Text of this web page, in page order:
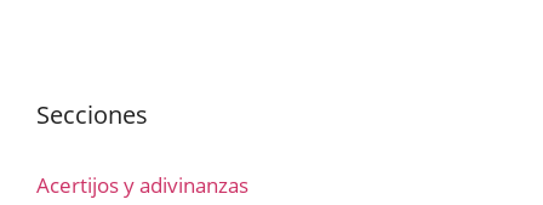
Secciones
Acertijos y adivinanzas